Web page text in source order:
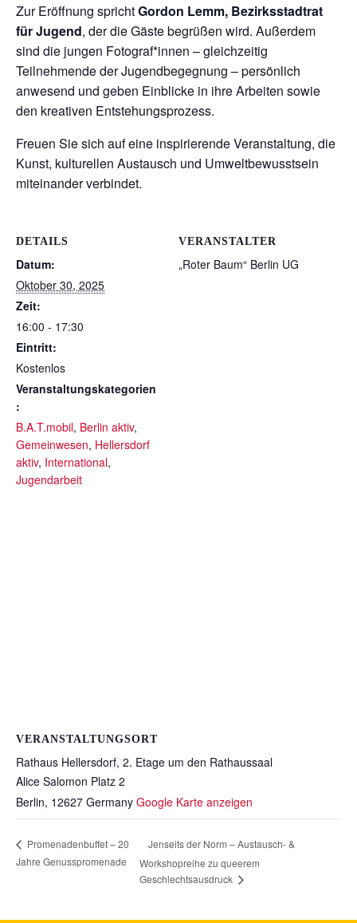
Zur Eröffnung sprichtGordon Lemm, Bezirksstadtrat
für Jugend, der die Gäste begrüßen wird. Außerdem
sind die jungen Fotograf*innen – gleichzeitig
Teilnehmende der Jugendbegegnung – persönlich
anwesend und geben Einblicke in ihre Arbeiten sowie
den kreativen Entstehungsprozess.
Freuen Sie sich auf eine inspirierende Veranstaltung, die
Kunst, kulturellen Austausch und Umweltbewusstsein
miteinander verbindet.
DETAILS
Datum:
Oktober 30, 2025
Zeit:
16:00 - 17:30
Eintritt:
Kostenlos
Veranstaltungskategorien
:
B.A.T.mobil, Berlin aktiv,
Gemeinwesen, Hellersdorf
aktiv, International,
Jugendarbeit
VERANSTALTER
„Roter Baum“ Berlin UG
VERANSTALTUNGSORT
Rathaus Hellersdorf, 2. Etage um den Rathaussaal
Alice Salomon Platz 2
Berlin, 12627 Germany Google Karte anzeigen
Promenadenbuffet – 20
Jahre Genusspromenade
Jenseits der Norm – Austausch- &
Workshopreihe zu queerem
Geschlechtsausdruck